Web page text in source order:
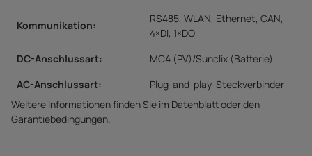
Kommunikation:
RS485, WLAN, Ethernet, CAN,
4×DI, 1×DO
DC-Anschlussart:
MC4 (PV)/Sunclix (Batterie)
AC-Anschlussart:
Plug-and-play-Steckverbinder
Weitere Informationen finden Sie im Datenblatt oder den
Garantiebedingungen.